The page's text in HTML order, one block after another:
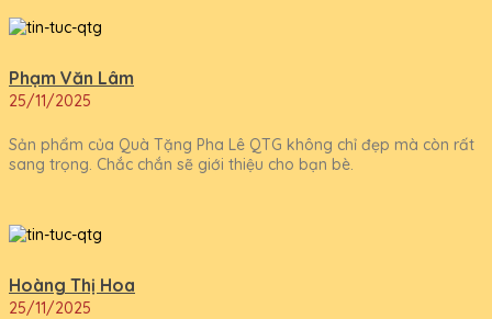
Phạm Văn Lâm
25/11/2025
Sản phẩm của Quà Tặng Pha Lê QTG không chỉ đẹp mà còn rất
sang trọng. Chắc chắn sẽ giới thiệu cho bạn bè.
Hoàng Thị Hoa
25/11/2025